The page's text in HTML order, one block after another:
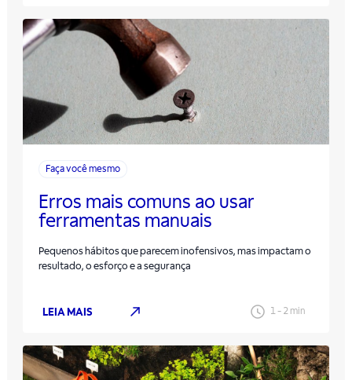
Faça você mesmo
Erros mais comuns ao usar
ferramentas manuais
Pequenos hábitos que parecem inofensivos, mas impactam o
resultado, o esforço e a segurança
LEIA MAIS 1- 2 min